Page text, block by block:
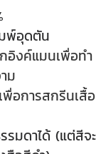
พ์อุดตัน
อิงค์แมนเพื่อทำ
ม
อการสกรีนเสื้อ
รมดาได้ (แต่สีจะ